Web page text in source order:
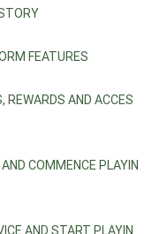
FEATURES
REWARDS AND ACCES
COMMENCE PLAYIN
AND START PLAYIN